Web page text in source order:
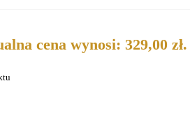
cena wynosi: 329,00 zł.